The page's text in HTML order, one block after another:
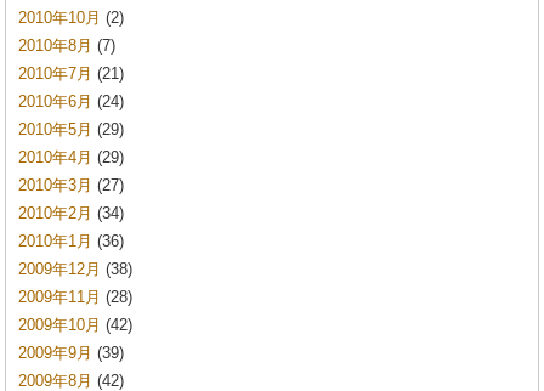
2010年10月 (2)
2010年8月 (7)
2010年7月 (21)
2010年6月 (24)
2010年5月 (29)
2010年4月 (29)
2010年3月 (27)
2010年2月 (34)
2010年1月 (36)
2009年12月 (38)
2009年11月 (28)
2009年10月 (42)
2009年9月 (39)
2009年8月 (42)